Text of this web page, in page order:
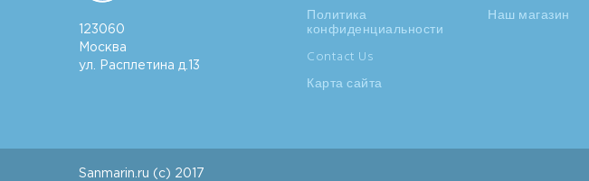
123060
Москва
ул. Расплетина д.13
Политика
конфиденциальности
Contact Us
Карта сайта
Наш магазин
Sanmarin.ru (c) 2017